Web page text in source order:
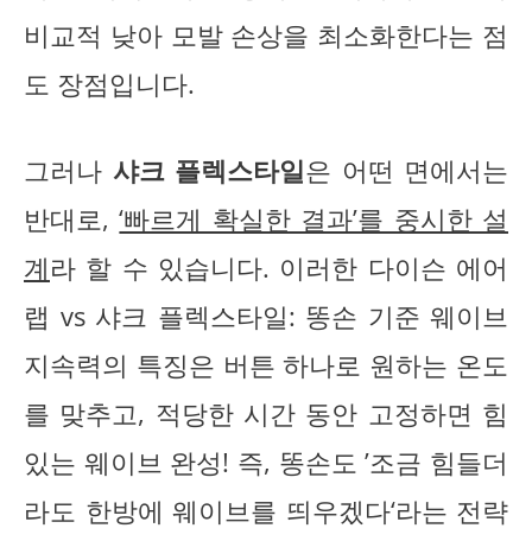
비교적 낮아 모발 손상을 최소화한다는 점
도 장점입니다.
그러나 샤크 플렉스타일은 어떤 면에서는
반대로,‘빠르게 확실한 결과’를 중시한 설
계라 할 수 있습니다. 이러한 다이슨 에어
랩 vs 샤크 플렉스타일: 똥손 기준 웨이브
지속력의 특징은 버튼 하나로 원하는 온도
를 맞추고, 적당한 시간 동안 고정하면 힘
있는 웨이브 완성! 즉, 똥손도 ’조금 힘들더
라도 한방에 웨이브를 띄우겠다‘라는 전략